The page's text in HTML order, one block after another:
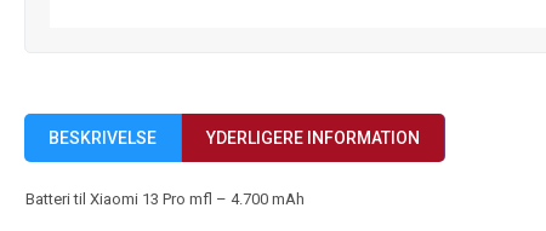
BESKRIVELSE YDERLIGERE INFORMATION
Batteri til Xiaomi 13 Pro mfl – 4.700 mAh